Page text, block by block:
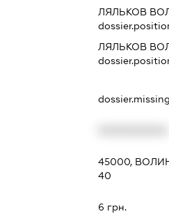
ЛЯЛЬКОВ
ЛЯЛЬКОВ
45000,
40
6 грн.